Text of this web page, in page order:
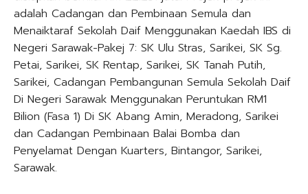
adalah Cadangan dan Pembinaan Semula dan
Menaiktaraf Sekolah Daif Menggunakan Kaedah IBS di
Negeri Sarawak-Pakej 7: SK Ulu Stras, Sarikei, SK Sg.
Petai, Sarikei, SK Rentap, Sarikei, SK Tanah Putih,
Sarikei, Cadangan Pembangunan Semula Sekolah Daif
Di Negeri Sarawak Menggunakan Peruntukan RM1
Bilion (Fasa 1) Di SK Abang Amin, Meradong, Sarikei
dan Cadangan Pembinaan Balai Bomba dan
Penyelamat Dengan Kuarters, Bintangor, Sarikei,
Sarawak.